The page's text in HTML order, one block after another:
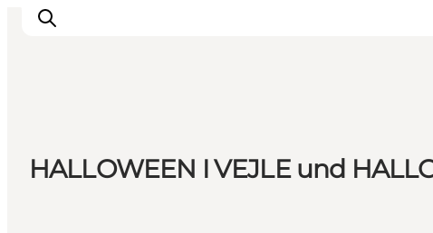
Erlebnisse
Veranstaltungen
HALLOWEEN I VEJLE und